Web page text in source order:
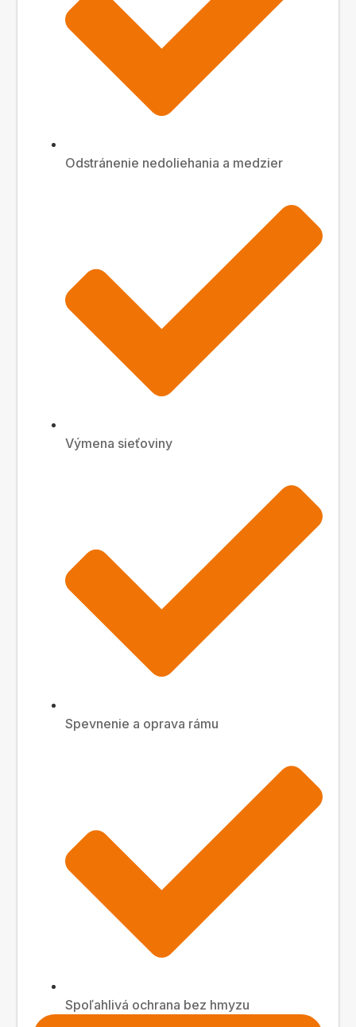
Odstránenie nedoliehania a medzier
Výmena sieťoviny
Spevnenie a oprava rámu
Spoľahlivá ochrana bez hmyzu